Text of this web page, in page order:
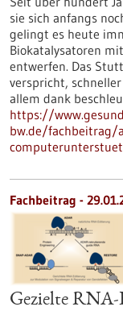
sie sich anfangs
gelingt es heute
Biokatalysatoren
entwerfen. Das
verspricht,
allem dank
https://
bw.de/fachbeitrag/
Fachbeitrag -
Gezielte